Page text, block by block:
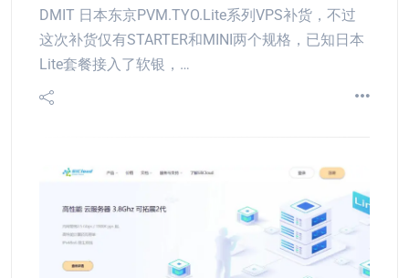
DMIT 日本东京PVM.TYO.Lite系列VPS补货，不过
这次补货仅有STARTER和MINI两个规格，已知日本
Lite套餐接入了软银，…